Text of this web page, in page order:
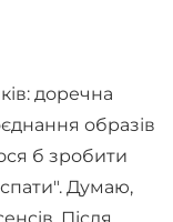
доречна
образів
б зробити
Думаю,